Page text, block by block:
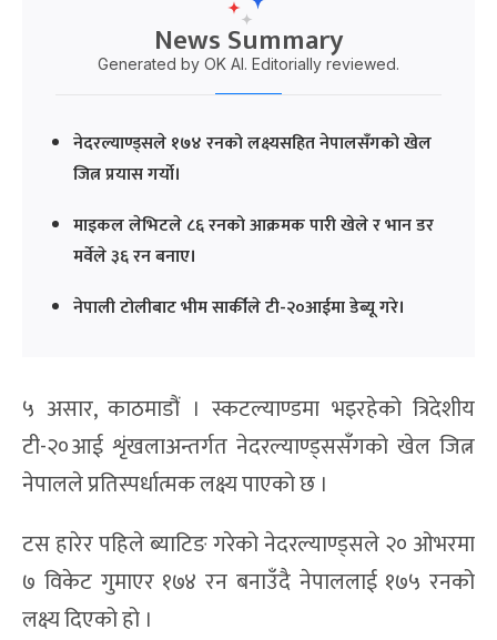
News Summary
Generated by OK AI. Editorially reviewed.
नेदरल्याण्ड्सले १७४ रनको लक्ष्यसहित नेपालसँगको खेल
जित्न प्रयास गर्यो।
माइकल लेभिटले ८६ रनको आक्रमक पारी खेले र भान डर
मर्वेले ३६ रन बनाए।
नेपाली टोलीबाट भीम सार्कीले टी-२०आईमा डेब्यू गरे।
५ असार, काठमाडौं । स्कटल्याण्डमा भइरहेको त्रिदेशीय
टी-२०आई शृंखलाअन्तर्गत नेदरल्याण्ड्ससँगको खेल जित्न
नेपालले प्रतिस्पर्धात्मक लक्ष्य पाएको छ ।
टस हारेर पहिले ब्याटिङ गरेको नेदरल्याण्ड्सले २० ओभरमा
७ विकेट गुमाएर १७४ रन बनाउँदै नेपाललाई १७५ रनको
लक्ष्य दिएको हो ।